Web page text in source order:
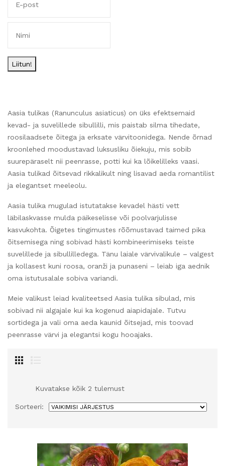
Aasia tulikas (Ranunculus asiaticus) on üks efektsemaid
kevad- ja suvelillede sibullilli, mis paistab silma tihedate,
roosilaadsete õitega ja erksate värvitoonidega. Nende õrnad
kroonlehed moodustavad luksusliku õiekuju, mis sobib
suurepäraselt nii peenrasse, potti kui ka lõikelilleks vaasi.
Aasia tulikad õitsevad rikkalikult ning lisavad aeda romantilist
ja elegantset meeleolu.
Aasia tulika mugulad istutatakse kevadel hästi vett
läbilaskvasse mulda päikeselisse või poolvarjulisse
kasvukohta. Õigetes tingimustes rõõmustavad taimed pika
õitsemisega ning sobivad hästi kombineerimiseks teiste
suvelillede ja sibullilledega. Tänu laiale värvivalikule – valgest
ja kollasest kuni roosa, oranži ja punaseni – leiab iga aednik
oma istutusalale sobiva variandi.
Meie valikust leiad kvaliteetsed Aasia tulika sibulad, mis
sobivad nii algajale kui ka kogenud aiapidajale. Tutvu
sortidega ja vali oma aeda kaunid õitsejad, mis toovad
peenrasse värvi ja elegantsi kogu hooajaks.
Kuvatakse kõik 2 tulemust
Sorteeri:
Liitun!